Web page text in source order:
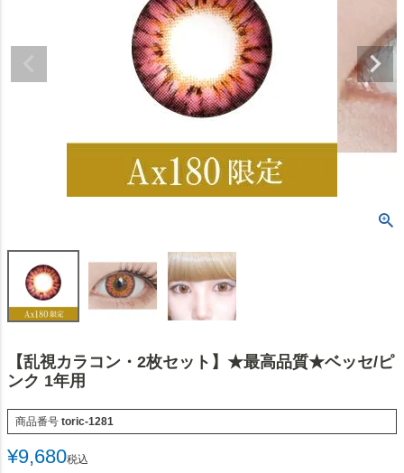
【乱視カラコン・2枚セット】★最高品質★ベッセ/ピ
ンク 1年用
商品番号 toric-1281
¥9,680税込